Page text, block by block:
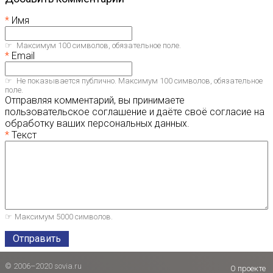
Имя
Максимум 100 символов, обязательное поле.
Email
Не показывается публично. Максимум 100 символов, обязательное
поле.
Отправляя комментарий, вы принимаете
пользовательское соглашение и даёте своё согласие на
обработку ваших персональных данных.
Текст
Максимум 5000 символов.
Отправить
© 2006–2020 sovia.ru О проекте